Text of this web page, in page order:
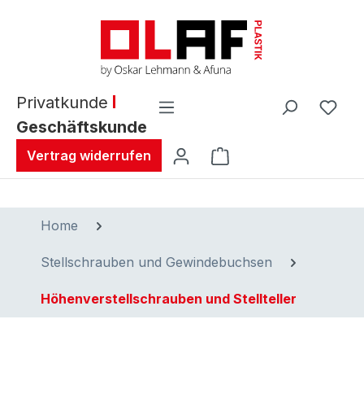
Privatkunde
Geschäftskunde
Vertrag widerrufen Warenkorb enthält
Home
Stellschrauben und Gewindebuchsen
Höhenverstellschrauben und Stellteller